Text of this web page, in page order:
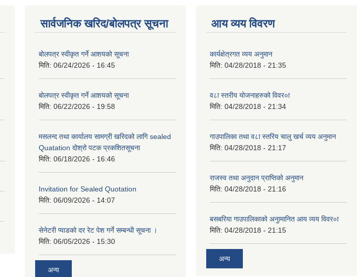
सार्वजनिक खरिद/बोलपत्र सूचना
बोलपत्र स्वीकृत गर्ने आशयको सूचना
मिति: 06/24/2026 - 16:45
बोलपत्र स्वीकृत गर्ने आशयको सूचना
मिति: 06/22/2026 - 19:58
मसलन्द तथा कार्यालय सामग्री खरिदको लागि sealed
Quatation दोश्रो पटक प्रकशितसूचना
मिति: 06/18/2026 - 16:46
Invitation for Sealed Quotation
मिति: 06/09/2026 - 14:07
सेनेटरी प्याडको दर रेट पेश गर्ने सम्बन्धी सूचना ।
मिति: 06/05/2026 - 15:30
अन्य
आय व्यय विवरण
कार्यक्षेत्रगत व्यय अनुमान
मिति: 04/28/2018 - 21:35
व८ा स्तरीय योजनाहरुको विवर०ा
मिति: 04/28/2018 - 21:34
गाउपालिका तथा व८ा स्तरिय चालु खर्च व्यय अनुमान
मिति: 04/28/2018 - 21:17
राजस्व तथा अनुदान प्राप्तिको अनुमान
मिति: 04/28/2018 - 21:16
बसबरिया गाउपालिकाको अनुामानित आय व्यय विवर०ा
मिति: 04/28/2018 - 21:15
अन्य